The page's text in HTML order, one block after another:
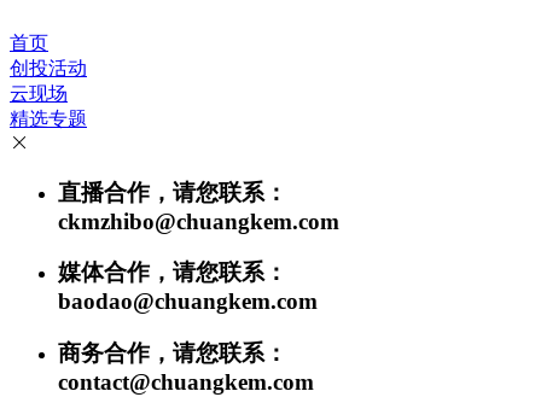
首页
创投活动
云现场
精选专题
直播合作，请您联系：
ckmzhibo@chuangkem.com
媒体合作，请您联系：
baodao@chuangkem.com
商务合作，请您联系：
contact@chuangkem.com